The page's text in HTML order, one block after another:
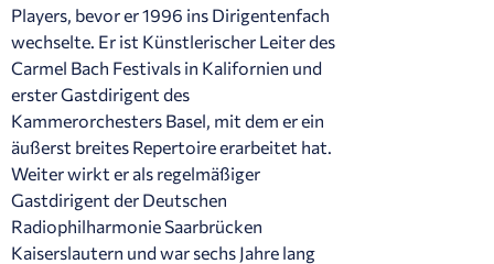
Players, bevor er 1996 ins Dirigentenfach
wechselte. Er ist Künstlerischer Leiter des
Carmel Bach Festivals in Kalifornien und
erster Gastdirigent des
Kammerorchesters Basel, mit dem er ein
äußerst breites Repertoire erarbeitet hat.
Weiter wirkt er als regelmäßiger
Gastdirigent der Deutschen
Radiophilharmonie Saarbrücken
Kaiserslautern und war sechs Jahre lang